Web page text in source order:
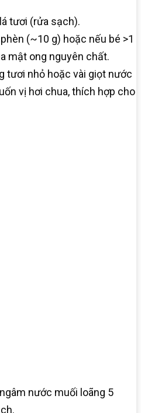
tươi (rửa sạch).
(~10 g) hoặc nếu bé >1
mật ong nguyên chất.
tươi nhỏ hoặc vài giọt nước
vị hơi chua, thích hợp cho
nước muối loãng 5